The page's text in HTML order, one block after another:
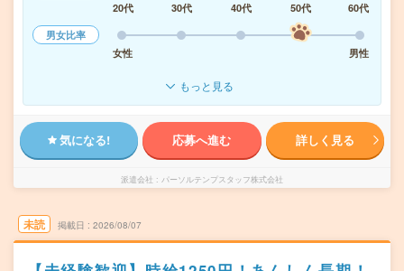
20代
30代 40代 50代
60代
男女比率
女性
男性
もっと見る
気になる! 応募へ進む 詳しく見る
派遣会社 パーソルテンプスタッフ株式会社
未読 掲載日 2026/08/07